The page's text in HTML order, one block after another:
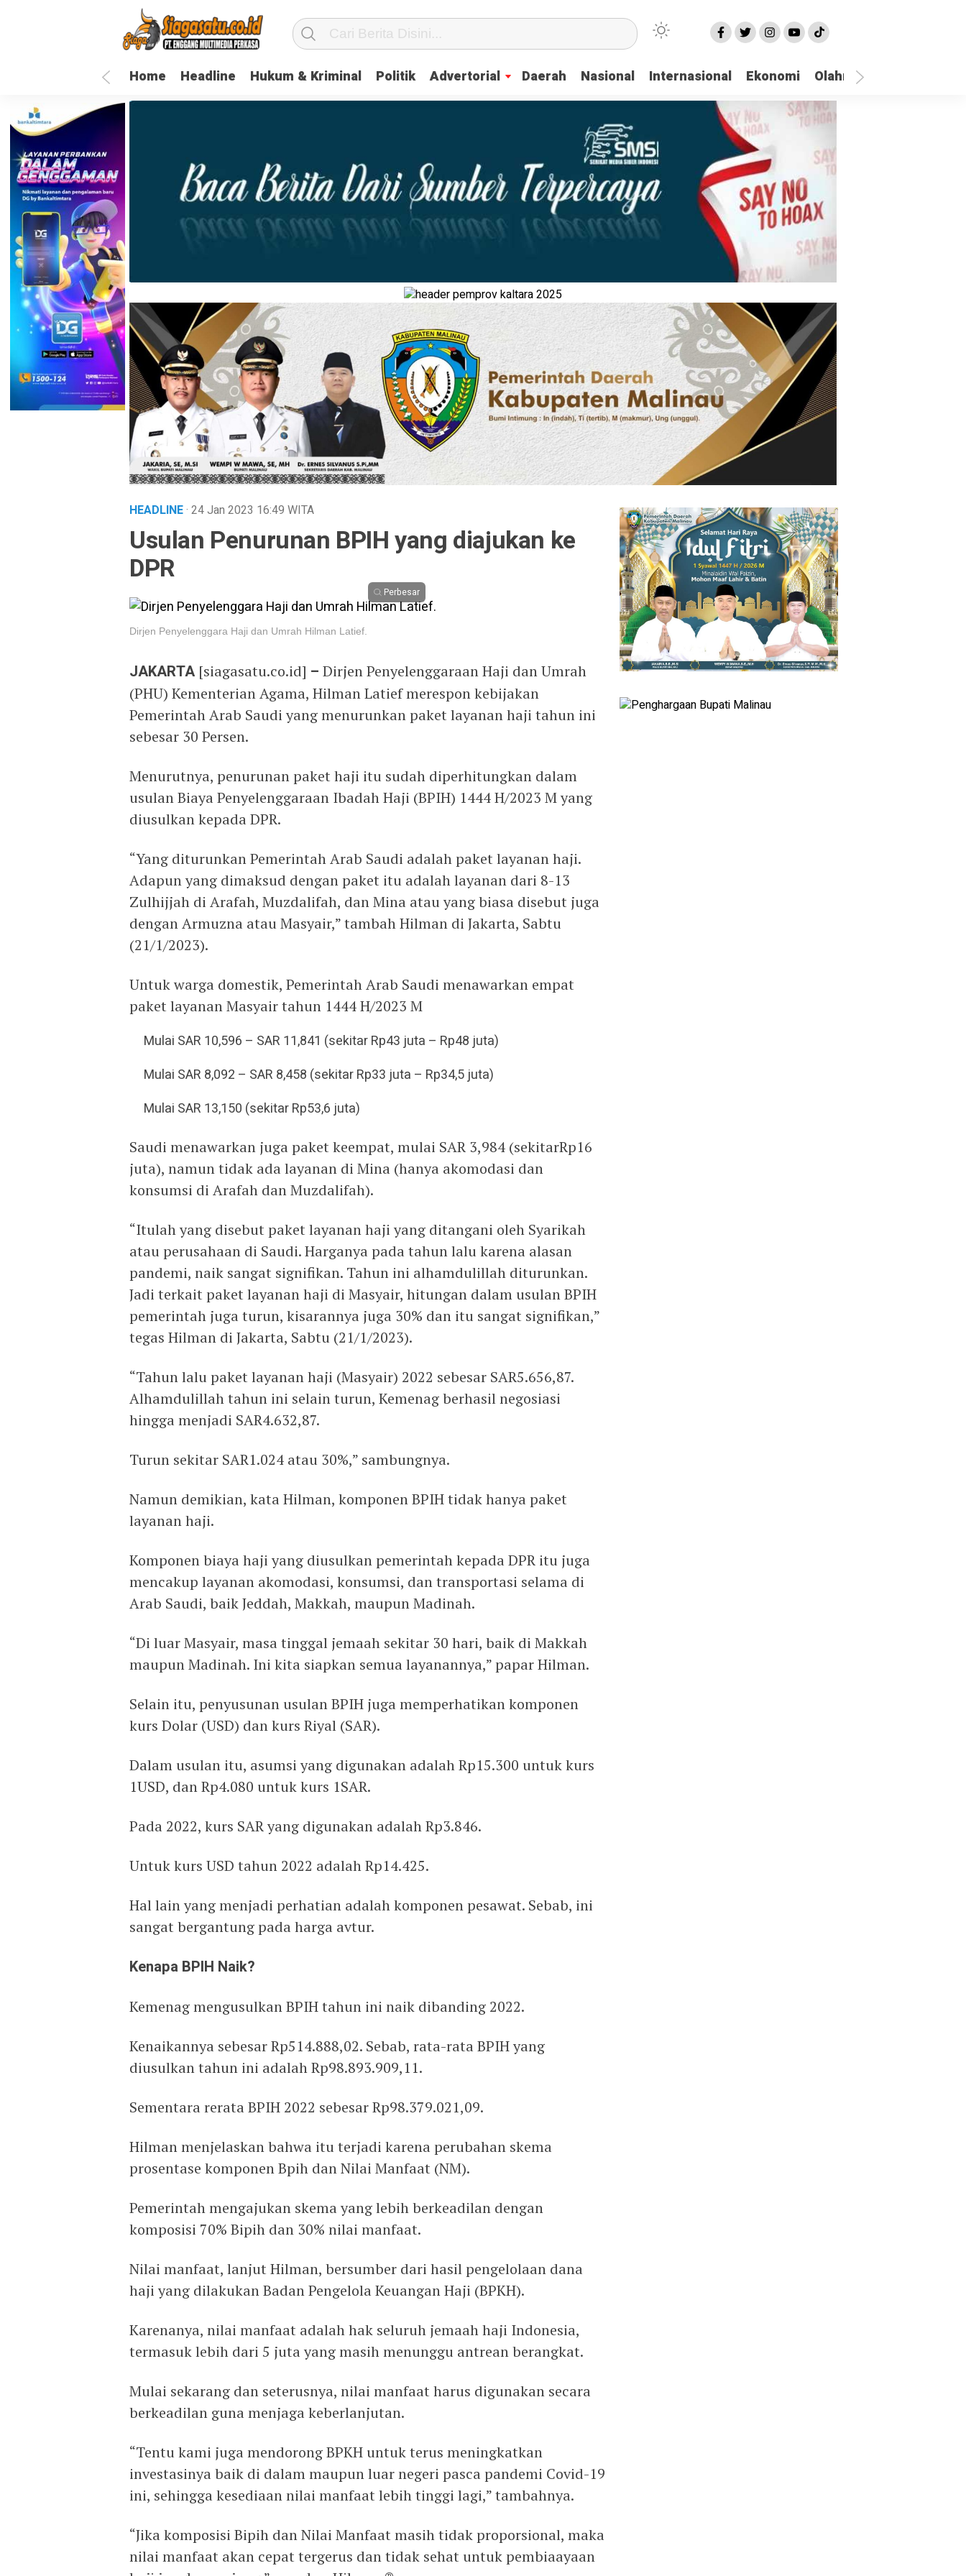
Home Headline Hukum & Kriminal Politik Advertorial Daerah Nasional Internasional Ekonomi Olahraga
HEADLINE· 24 Jan 2023 16:49 WITA
Usulan Penurunan BPIH yang diajukan ke
DPR
Perbesar
Dirjen Penyelenggara Haji dan Umrah Hilman Latief.
JAKARTA [siagasatu.co.id] – Dirjen Penyelenggaraan Haji dan Umrah
(PHU) Kementerian Agama, Hilman Latief merespon kebijakan
Pemerintah Arab Saudi yang menurunkan paket layanan haji tahun ini
sebesar 30 Persen.
Menurutnya, penurunan paket haji itu sudah diperhitungkan dalam
usulan Biaya Penyelenggaraan Ibadah Haji (BPIH) 1444 H/2023 M yang
diusulkan kepada DPR.
“Yang diturunkan Pemerintah Arab Saudi adalah paket layanan haji.
Adapun yang dimaksud dengan paket itu adalah layanan dari 8-13
Zulhijjah di Arafah, Muzdalifah, dan Mina atau yang biasa disebut juga
dengan Armuzna atau Masyair,” tambah Hilman di Jakarta, Sabtu
(21/1/2023).
Untuk warga domestik, Pemerintah Arab Saudi menawarkan empat
paket layanan Masyair tahun 1444 H/2023 M
Mulai SAR 10,596 – SAR 11,841 (sekitar Rp43 juta – Rp48 juta)
Mulai SAR 8,092 – SAR 8,458 (sekitar Rp33 juta – Rp34,5 juta)
Mulai SAR 13,150 (sekitar Rp53,6 juta)
Saudi menawarkan juga paket keempat, mulai SAR 3,984 (sekitarRp16
juta), namun tidak ada layanan di Mina (hanya akomodasi dan
konsumsi di Arafah dan Muzdalifah).
“Itulah yang disebut paket layanan haji yang ditangani oleh Syarikah
atau perusahaan di Saudi. Harganya pada tahun lalu karena alasan
pandemi, naik sangat signifikan. Tahun ini alhamdulillah diturunkan.
Jadi terkait paket layanan haji di Masyair, hitungan dalam usulan BPIH
pemerintah juga turun, kisarannya juga 30% dan itu sangat signifikan,”
tegas Hilman di Jakarta, Sabtu (21/1/2023).
“Tahun lalu paket layanan haji (Masyair) 2022 sebesar SAR5.656,87.
Alhamdulillah tahun ini selain turun, Kemenag berhasil negosiasi
hingga menjadi SAR4.632,87.
Turun sekitar SAR1.024 atau 30%,” sambungnya.
Namun demikian, kata Hilman, komponen BPIH tidak hanya paket
layanan haji.
Komponen biaya haji yang diusulkan pemerintah kepada DPR itu juga
mencakup layanan akomodasi, konsumsi, dan transportasi selama di
Arab Saudi, baik Jeddah, Makkah, maupun Madinah.
“Di luar Masyair, masa tinggal jemaah sekitar 30 hari, baik di Makkah
maupun Madinah. Ini kita siapkan semua layanannya,” papar Hilman.
Selain itu, penyusunan usulan BPIH juga memperhatikan komponen
kurs Dolar (USD) dan kurs Riyal (SAR).
Dalam usulan itu, asumsi yang digunakan adalah Rp15.300 untuk kurs
1USD, dan Rp4.080 untuk kurs 1SAR.
Pada 2022, kurs SAR yang digunakan adalah Rp3.846.
Untuk kurs USD tahun 2022 adalah Rp14.425.
Hal lain yang menjadi perhatian adalah komponen pesawat. Sebab, ini
sangat bergantung pada harga avtur.
Kenapa BPIH Naik?
Kemenag mengusulkan BPIH tahun ini naik dibanding 2022.
Kenaikannya sebesar Rp514.888,02. Sebab, rata-rata BPIH yang
diusulkan tahun ini adalah Rp98.893.909,11.
Sementara rerata BPIH 2022 sebesar Rp98.379.021,09.
Hilman menjelaskan bahwa itu terjadi karena perubahan skema
prosentase komponen Bpih dan Nilai Manfaat (NM).
Pemerintah mengajukan skema yang lebih berkeadilan dengan
komposisi 70% Bipih dan 30% nilai manfaat.
Nilai manfaat, lanjut Hilman, bersumber dari hasil pengelolaan dana
haji yang dilakukan Badan Pengelola Keuangan Haji (BPKH).
Karenanya, nilai manfaat adalah hak seluruh jemaah haji Indonesia,
termasuk lebih dari 5 juta yang masih menunggu antrean berangkat.
Mulai sekarang dan seterusnya, nilai manfaat harus digunakan secara
berkeadilan guna menjaga keberlanjutan.
“Tentu kami juga mendorong BPKH untuk terus meningkatkan
investasinya baik di dalam maupun luar negeri pasca pandemi Covid-19
ini, sehingga kesediaan nilai manfaat lebih tinggi lagi,” tambahnya.
“Jika komposisi Bipih dan Nilai Manfaat masih tidak proporsional, maka
nilai manfaat akan cepat tergerus dan tidak sehat untuk pembiaayaan